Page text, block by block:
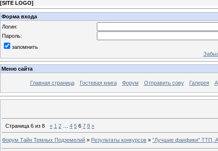
[SITE LOGO]
Форма входа
Логин:
Пароль:
запомнить
Меню сайта
Главная страница Гостевая книга Форум Отправить сову Галерея
Страница 6 из 8 « 1 2 4 5 6 7 8 »
Форум Тайн Темных Подземелий » Результаты конкурсов » "Лучшие фанфики" ТТП,